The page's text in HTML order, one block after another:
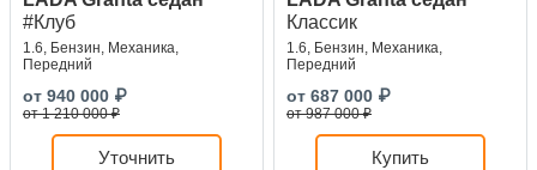
#Клуб
1.6, Бензин, Механика,
Передний
от 940 000 ₽
от 1 210 000 ₽
Уточнить
Классик
1.6, Бензин, Механика,
Передний
от 687 000 ₽
от 987 000 ₽
Купить